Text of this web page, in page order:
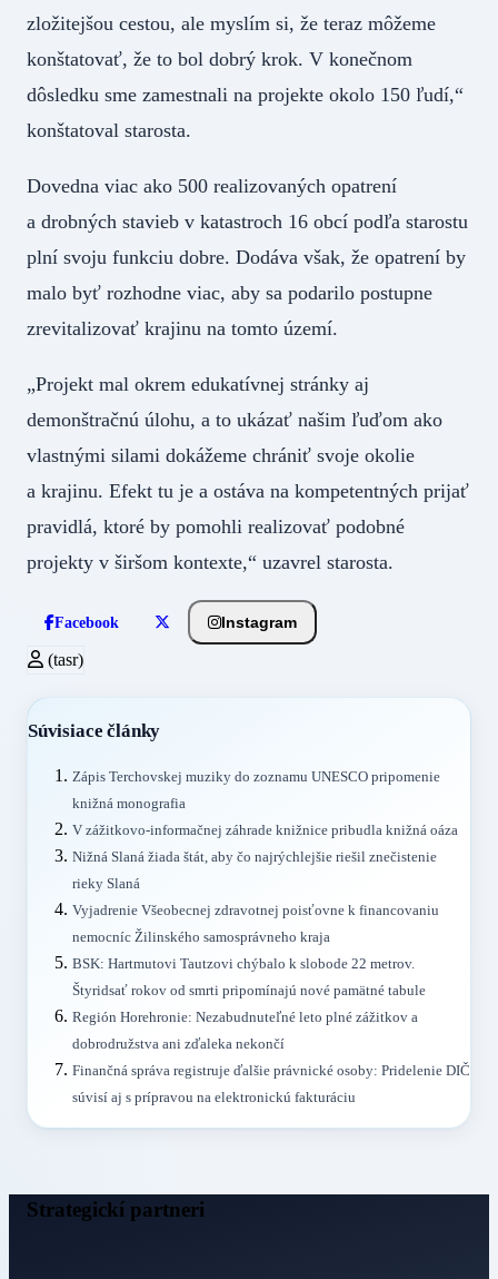
zložitejšou cestou, ale myslím si, že teraz môžeme
konštatovať, že to bol dobrý krok. V konečnom
dôsledku sme zamestnali na projekte okolo 150 ľudí,“
konštatoval starosta.
Dovedna viac ako 500 realizovaných opatrení
a drobných stavieb v katastroch 16 obcí podľa starostu
plní svoju funkciu dobre. Dodáva však, že opatrení by
malo byť rozhodne viac, aby sa podarilo postupne
zrevitalizovať krajinu na tomto území.
„Projekt mal okrem edukatívnej stránky aj
demonštračnú úlohu, a to ukázať našim ľuďom ako
vlastnými silami dokážeme chrániť svoje okolie
a krajinu. Efekt tu je a ostáva na kompetentných prijať
pravidlá, ktoré by pomohli realizovať podobné
projekty v širšom kontexte,“ uzavrel starosta.
Facebook Instagram
(tasr)
Súvisiace články
Zápis Terchovskej muziky do zoznamu UNESCO pripomenie
knižná monografia
V zážitkovo-informačnej záhrade knižnice pribudla knižná oáza
Nižná Slaná žiada štát, aby čo najrýchlejšie riešil znečistenie
rieky Slaná
Vyjadrenie Všeobecnej zdravotnej poisťovne k financovaniu
nemocníc Žilinského samosprávneho kraja
BSK: Hartmutovi Tautzovi chýbalo k slobode 22 metrov.
Štyridsať rokov od smrti pripomínajú nové pamätné tabule
Región Horehronie: Nezabudnuteľné leto plné zážitkov a
dobrodružstva ani zďaleka nekončí
Finančná správa registruje ďalšie právnické osoby: Pridelenie DIČ
súvisí aj s prípravou na elektronickú fakturáciu
Strategickí partneri